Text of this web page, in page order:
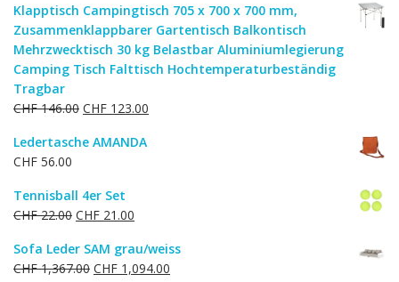
war:
CHF 448.00
ist:
CHF 379.00.
Klapptisch Campingtisch 705 x 700 x 700 mm,
Zusammenklappbarer Gartentisch Balkontisch
Mehrzwecktisch 30 kg Belastbar Aluminiumlegierung
Camping Tisch Falttisch Hochtemperaturbeständig
Tragbar
CHF146.00 Ursprünglicher
war:
CHF 123.00
Ledertasche AMANDA
CHF 56.00
Tennisball 4er Set
CHF22.00 Ursprünglicher
war:
CHF 22.00
CHF 21.00
ist:
CHF 21.00.
Sofa Leder SAM grau/weiss
CHF1,367.00 Ursprünglicher
CHF 1,094.00